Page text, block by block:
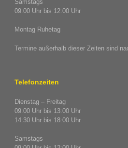
Samstags
09:00 Uhr bis 12:00 Uhr
Montag Ruhetag
Termine außerhalb dieser Zeiten sind
Telefonzeiten
Dienstag – Freitag
09:00 Uhr bis 13:00 Uhr
14:30 Uhr bis 18:00 Uhr
Samstags